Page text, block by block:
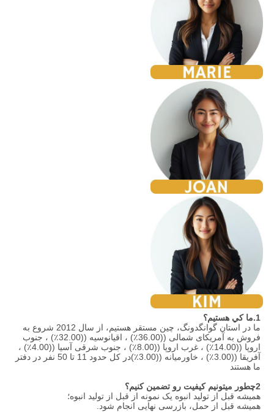
1. ما کي هستيم؟
ما هستند
2چطور ميتونيم کيفيت رو تضمين کنيم؟
همیشه قبل از تولید انبوه یک نمونه از قبل از تولید انبوه؛
همیشه قبل از حمل، بازرسی نهایی انجام شود.